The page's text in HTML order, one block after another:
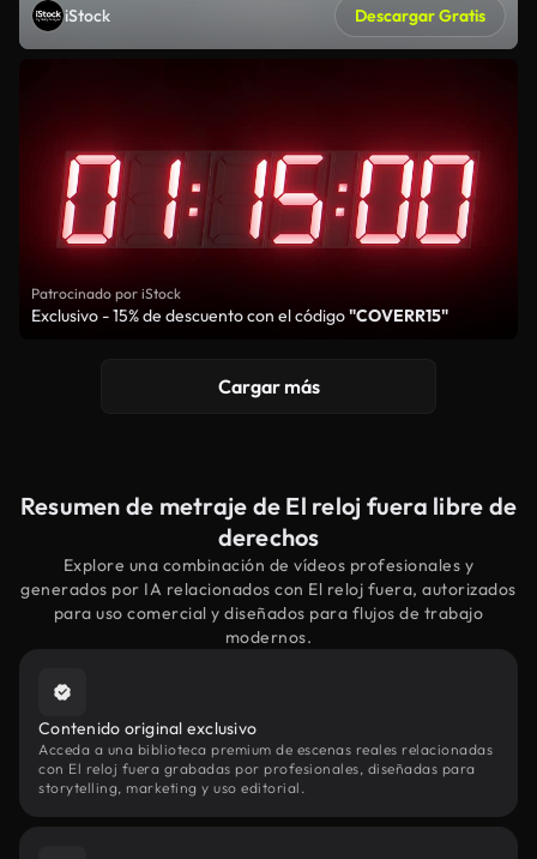
iStock Descargar Gratis
Patrocinado por iStock
Exclusivo - 15% de descuento con el código"COVERR15"
Cargar más
Resumen de metraje de El reloj fuera libre de
derechos
Explore una combinación de vídeos profesionales y
generados por IA relacionados con El reloj fuera, autorizados
para uso comercial y diseñados para flujos de trabajo
modernos.
Contenido original exclusivo
Acceda a una biblioteca premium de escenas reales relacionadas
con El reloj fuera grabadas por profesionales, diseñadas para
storytelling, marketing y uso editorial.